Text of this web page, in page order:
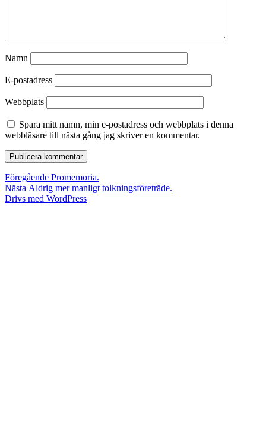
Namn
E-postadress
Webbplats
Spara mitt namn, min e-postadress och webbplats i denna
webbläsare till nästa gång jag skriver en kommentar.
Inläggsnavigering
Föregående Föregående
inlägg:
Promemoria.
Nästa Nästa
inlägg:
Aldrig mer manligt tolkningsföreträde.
Drivs med WordPress